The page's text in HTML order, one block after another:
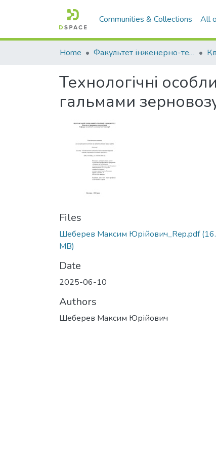
Communities & Collections All
Home Факультет інженерно-технологічний
Технологічні
гальмами
Files
Шеберев Максим Юрійович_Rep.pdf
MB)
Date
2025-06-10
Authors
Шеберев Максим Юрійович